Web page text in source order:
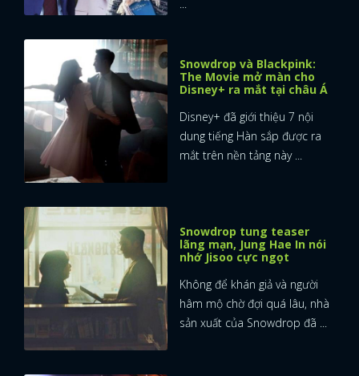
Snowdrop và Blackpink:
The Movie mở màn cho
Disney+ ra mắt tại châu Á
Disney+ đã giới thiệu 7 nội
dung tiếng Hàn sắp được ra
mắt trên nền tảng này ...
Snowdrop tung teaser
lãng mạn, Jung Hae In nói
nhớ Jisoo cực ngọt
Không để khán giả và người
hâm mộ chờ đợi quá lâu, nhà
sản xuất của Snowdrop đã ...